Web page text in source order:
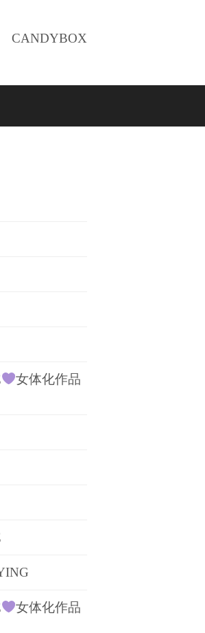
CANDYBOX
女体化作品
女体化作品